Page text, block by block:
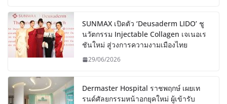
SUNMAX เปิดตัว ‘Deusaderm LIDO’ ชู
นวัตกรรม Injectable Collagen เจเนอเร
ชันใหม่ สู่วงการความงามเมืองไทย
29/06/2026
Dermaster Hospital ราชพฤกษ์ เผยเท
รนด์ศัลยกรรมหน้าอกยุคใหม่ ผู้เข้ารับ